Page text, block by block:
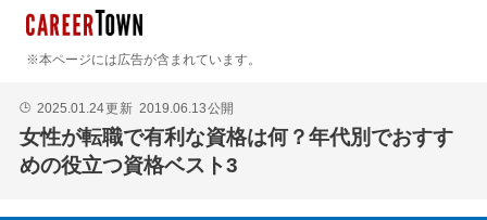
※本ページには広告が含まれています。
🕒 2025.01.24更新 2019.06.13公開
女性が転職で有利な資格は何？年代別でおすす
めの役立つ資格ベスト3